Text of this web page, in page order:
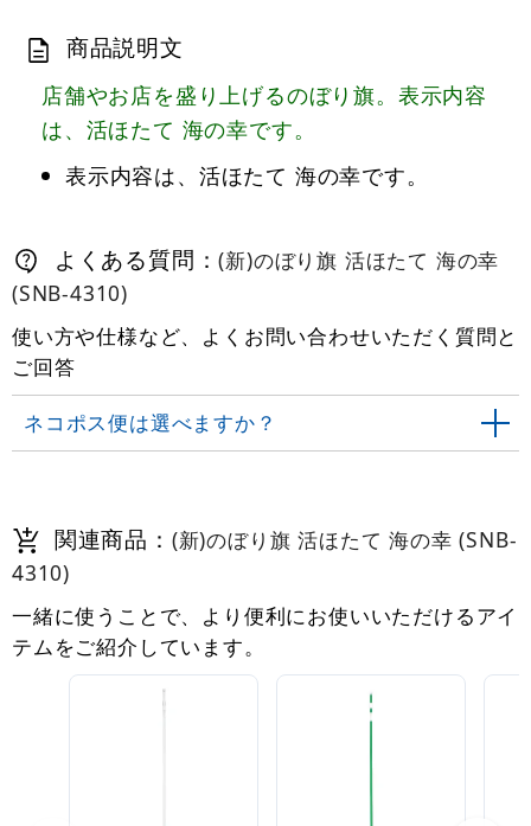
商品説明文
店舗やお店を盛り上げるのぼり旗。表示内容
は、活ほたて 海の幸です。
表示内容は、活ほたて 海の幸です。
よくある質問：(新)のぼり旗 活ほたて 海の幸
(SNB-4310)
使い方や仕様など、よくお問い合わせいただく質問と
ご回答
ネコポス便は選べますか？
関連商品： (新)のぼり旗 活ほたて 海の幸 (SNB-
4310)
一緒に使うことで、より便利にお使いいただけるアイ
テムをご紹介しています。